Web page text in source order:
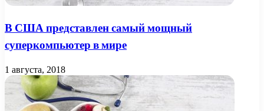
В США представлен самый мощный
суперкомпьютер в мире
1 августа, 2018